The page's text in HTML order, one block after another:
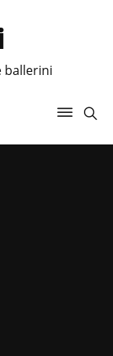
ballerini